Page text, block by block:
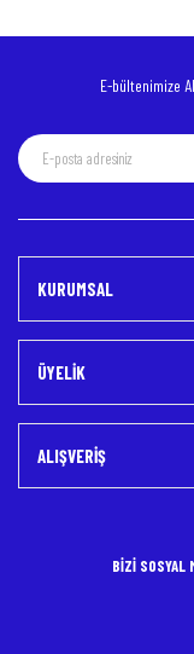
E-bültenimize
KURUMSAL
ÜYELİK
ALIŞVERİŞ
BİZİ SOSYAL